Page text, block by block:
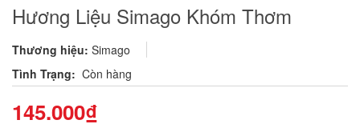
Hương Liệu Simago Khóm Thơm
Thương hiệu: Simago
Tình Trạng: Còn hàng
145.000₫